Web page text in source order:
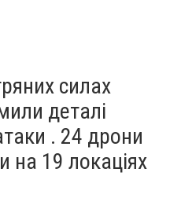
силах
деталі
. 24 дрони
на 19 локаціях